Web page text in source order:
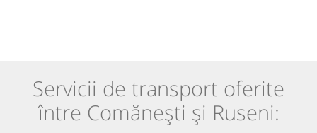
Servicii de transport oferite
între Comănești și Ruseni: